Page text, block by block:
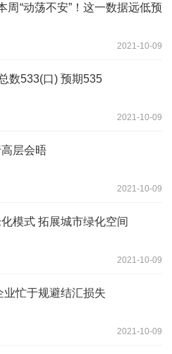
“动荡不安”！这一数据远低预
2021-10-09
数533(口) 预期535
2021-10-09
层会晤
2021-10-09
模式 拓展城市绿化空间
2021-10-09
忙于规避结汇损失
2021-10-09